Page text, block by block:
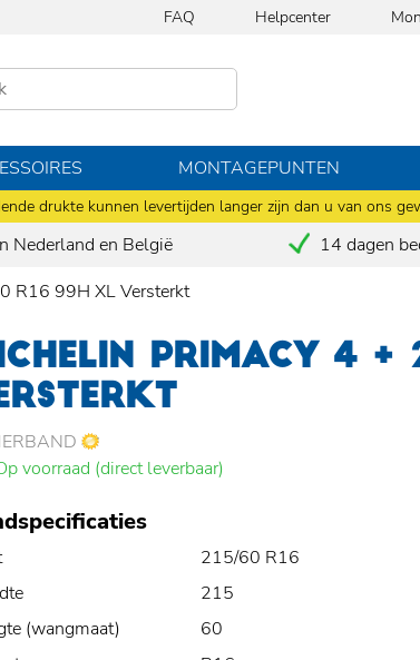
drukte kunnen levertijden langer zijn dan u van ons
FAQ Helpcenter
MONTAGEPUNTEN
Nederland en België 14 dagen
R16 99H XL Versterkt
PRIMACY 4
voorraad (direct leverbaar)
215/60 R16
215
(wangmaat)
60